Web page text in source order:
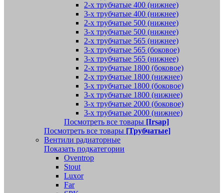
2-х трубчатые 400 (нижнее)
3-х трубчатые 400 (нижнее)
2-х трубчатые 500 (нижнее)
3-х трубчатые 500 (нижнее)
2-х трубчатые 565 (нижнее)
3-х трубчатые 565 (боковое)
3-х трубчатые 565 (нижнее)
2-х трубчатые 1800 (боковое)
2-х трубчатые 1800 (нижнее)
3-х трубчатые 1800 (боковое)
3-х трубчатые 1800 (нижнее)
3-х трубчатые 2000 (боковое)
3-х трубчатые 2000 (нижнее)
Посмотреть все товары [Irsap]
Посмотреть все товары [Трубчатые]
Вентили радиаторные
Показать подкатегории
Oventrop
Stout
Luxor
Far